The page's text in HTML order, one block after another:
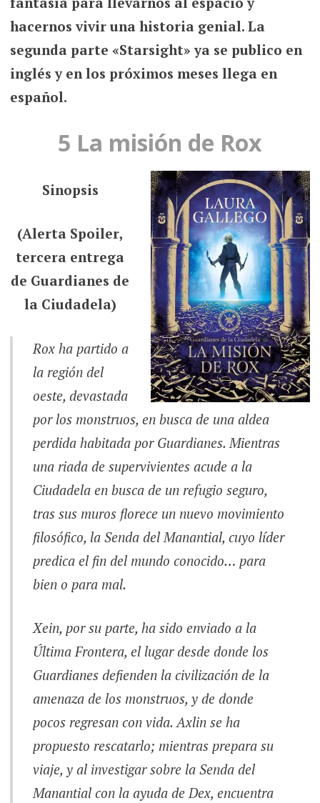
hacernos vivir una historia genial. La
segunda parte «Starsight» ya se publico en
inglés y en los próximos meses llega en
español.
5 La misión de Rox
Sinopsis
(Alerta Spoiler,
tercera entrega
de Guardianes de
la Ciudadela)
Rox ha partido a
la región del
oeste, devastada
por los monstruos, en busca de una aldea
perdida habitada por Guardianes. Mientras
una riada de supervivientes acude a la
Ciudadela en busca de un refugio seguro,
tras sus muros florece un nuevo movimiento
filosófico, la Senda del Manantial, cuyo líder
predica el fin del mundo conocido… para
bien o para mal.
Xein, por su parte, ha sido enviado a la
Última Frontera, el lugar desde donde los
Guardianes defienden la civilización de la
amenaza de los monstruos, y de donde
pocos regresan con vida. Axlin se ha
propuesto rescatarlo; mientras prepara su
viaje, y al investigar sobre la Senda del
Manantial con la ayuda de Dex, encuentra